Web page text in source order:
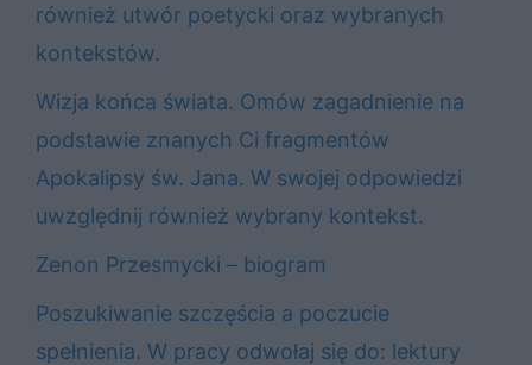
również utwór poetycki oraz wybranych
kontekstów.
Wizja końca świata. Omów zagadnienie na
podstawie znanych Ci fragmentów
Apokalipsy św. Jana. W swojej odpowiedzi
uwzględnij również wybrany kontekst.
Zenon Przesmycki – biogram
Poszukiwanie szczęścia a poczucie
spełnienia. W pracy odwołaj się do: lektury